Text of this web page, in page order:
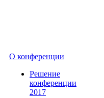
О конференции
Решение
конференции
2017